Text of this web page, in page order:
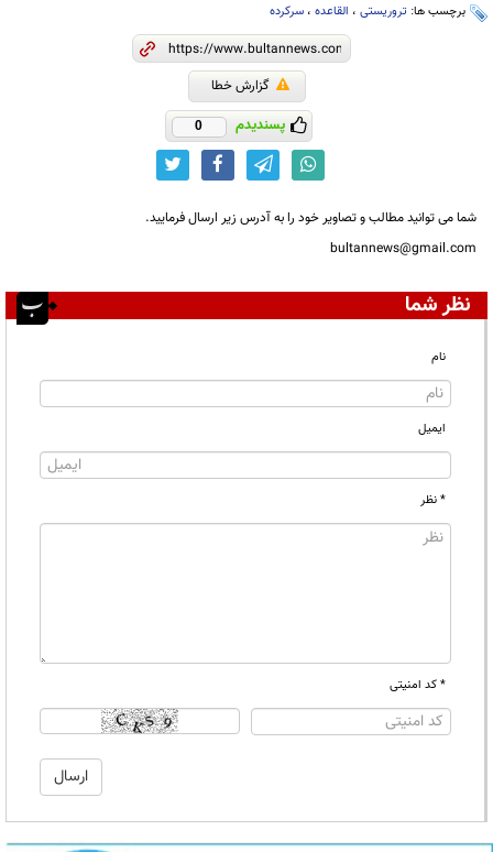
برچسب ها: تروریستی ، القاعده ، سرکرده
گزارش خطا
پسندیدم 0
شما می توانید مطالب و تصاویر خود را به آدرس زیر ارسال فرمایید.
bultannews@gmail.com
نظر شما
نام
ایمیل
* نظر
* کد امنیتی